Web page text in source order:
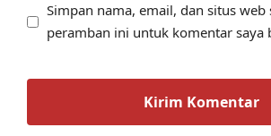
Simpan nama, email, dan situs web
peramban ini untuk komentar saya